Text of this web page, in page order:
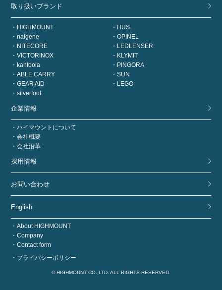
取り扱いブランド
HIGHMOUNT
HUS.
nalgene
OPINEL
NITECORE
LEDLENSER
VICTORINOX
KLYMIT
kahtoola
PINGORA
ABLE CARRY
SUN
GEAR AID
LEGO
silverfoot
企業情報
ハイマウントについて
会社概要
会社沿革
採用情報
お問い合わせ
English
About HIGHMOUNT
Company
Contact form
プライバシーポリシー
© HIGHMOUNT CO.,LTD. ALL RIGHTS RESERVED.